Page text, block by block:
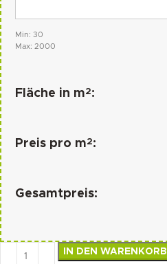
Min: 30
Max: 2000
Fläche in m2:
Preis pro m2:
Gesamtpreis:
IN DEN WARENKORB